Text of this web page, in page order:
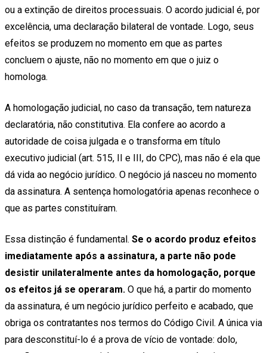
ou a extinção de direitos processuais. O acordo judicial é, por
excelência, uma declaração bilateral de vontade. Logo, seus
efeitos se produzem no momento em que as partes
concluem o ajuste, não no momento em que o juiz o
homologa.
A homologação judicial, no caso da transação, tem natureza
declaratória, não constitutiva. Ela confere ao acordo a
autoridade de coisa julgada e o transforma em título
executivo judicial (art. 515, II e III, do CPC), mas não é ela que
dá vida ao negócio jurídico. O negócio já nasceu no momento
da assinatura. A sentença homologatória apenas reconhece o
que as partes constituíram.
Essa distinção é fundamental. Se o acordo produz efeitos
imediatamente após a assinatura, a parte não pode
desistir unilateralmente antes da homologação, porque
os efeitos já se operaram. O que há, a partir do momento
da assinatura, é um negócio jurídico perfeito e acabado, que
obriga os contratantes nos termos do Código Civil. A única via
para desconstituí-lo é a prova de vício de vontade: dolo,